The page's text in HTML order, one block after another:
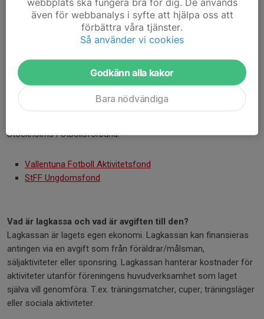
om 30 kr per faktura tas ut. Totalt 90 kr.
Går det att söka ekonomiskt stöd för aktivitetsavgiften?
och ungdomar vars familjer har svårt att hantera kostnaden för
att spela fotboll. Ansökan kan göras via föreningens hemsida.
Varje ansökan prövas individuellt och stöd kan beviljas med upp
till 75% av aktivitetsavgiften (exklusive kläder). Stöd måste sökas
Stockholms Fotbollsförbund.
Vallentuna Fotboll Aktivitetsfond
StFF Ungdomsfond
Vad är lagkassa och vad är avgiften till den?
Lagkassan är lagets egen ekonomi. Lagkassan kan finansieras
antingen via en avgift som från föräldrar/målsman,
säljaktiviteter eller sponsring. Lagkassan hanterar kostnader för
aktiviteter utanför föreningens huvudverksamhet som laget
själva vill genomföra. T.ex. träningsmatcher, cuper, träningsläger
eller sociala aktiviteter.
även för webbanalys i syfte att hjälpa oss att
förbättra våra tjänster.
Så använder vi cookies
Godkänn alla kakor
Bara nödvändiga